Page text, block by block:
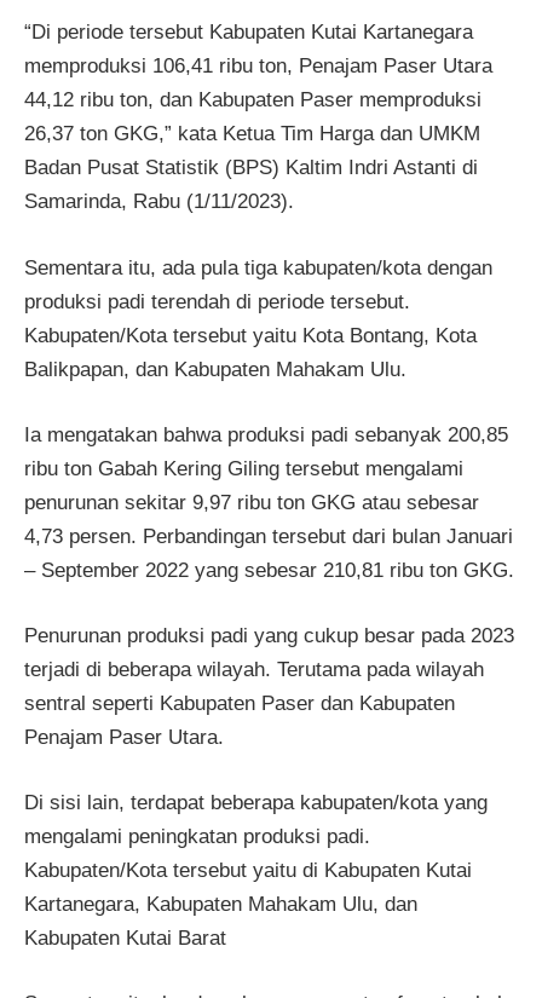
“Di periode tersebut Kabupaten Kutai Kartanegara
memproduksi 106,41 ribu ton, Penajam Paser Utara
44,12 ribu ton, dan Kabupaten Paser memproduksi
26,37 ton GKG,” kata Ketua Tim Harga dan UMKM
Badan Pusat Statistik (BPS) Kaltim Indri Astanti di
Samarinda, Rabu (1/11/2023).
Sementara itu, ada pula tiga kabupaten/kota dengan
produksi padi terendah di periode tersebut.
Kabupaten/Kota tersebut yaitu Kota Bontang, Kota
Balikpapan, dan Kabupaten Mahakam Ulu.
Ia mengatakan bahwa produksi padi sebanyak 200,85
ribu ton Gabah Kering Giling tersebut mengalami
penurunan sekitar 9,97 ribu ton GKG atau sebesar
4,73 persen. Perbandingan tersebut dari bulan Januari
– September 2022 yang sebesar 210,81 ribu ton GKG.
Penurunan produksi padi yang cukup besar pada 2023
terjadi di beberapa wilayah. Terutama pada wilayah
sentral seperti Kabupaten Paser dan Kabupaten
Penajam Paser Utara.
Di sisi lain, terdapat beberapa kabupaten/kota yang
mengalami peningkatan produksi padi.
Kabupaten/Kota tersebut yaitu di Kabupaten Kutai
Kartanegara, Kabupaten Mahakam Ulu, dan
Kabupaten Kutai Barat